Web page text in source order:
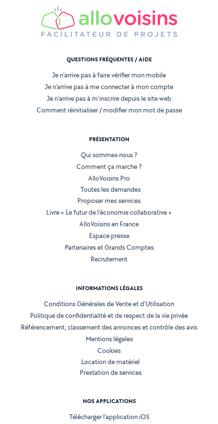
QUESTIONS FRÉQUENTES / AIDE
Je n'arrive pas à faire vérifier mon mobile
Je n'arrive pas à me connecter à mon compte
Je n'arrive pas à m'inscrire depuis le site web
Comment réinitialiser / modifier mon mot de passe
PRÉSENTATION
Qui sommes-nous ?
Comment ça marche ?
AlloVoisins Pro
Toutes les demandes
Proposer mes services
Livre « Le futur de l'économie collaborative »
AlloVoisins en France
Espace presse
Partenaires et Grands Comptes
Recrutement
INFORMATIONS LÉGALES
Conditions Générales de Vente et d'Utilisation
Politique de confidentialité et de respect de la vie privée
Référencement, classement des annonces et contrôle des avis
Mentions légales
Cookies
Location de matériel
Prestation de services
NOS APPLICATIONS
Télécharger l’application iOS